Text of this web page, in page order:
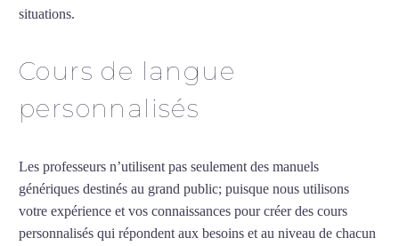
situations.
Cours de langue
personnalisés
Les professeurs n’utilisent pas seulement des manuels
génériques destinés au grand public; puisque nous utilisons
votre expérience et vos connaissances pour créer des cours
personnalisés qui répondent aux besoins et au niveau de chacun